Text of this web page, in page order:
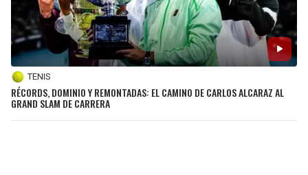
TENIS
RÉCORDS, DOMINIO Y REMONTADAS: EL CAMINO DE CARLOS ALCARAZ AL
GRAND SLAM DE CARRERA